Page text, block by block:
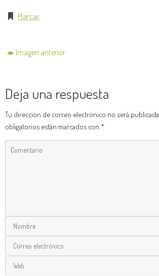
Marcar.
Imagen anterior
Deja una respuesta
Tu dirección de correo electrónico no será publicada.
obligatorios están marcados con *